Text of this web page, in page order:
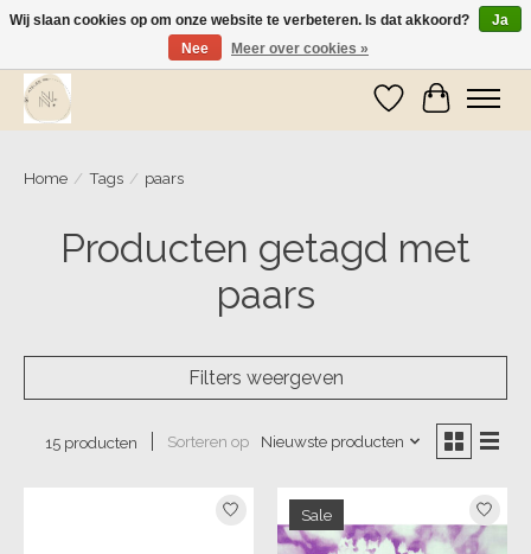
Wij zijn op vakantie! Vanaf zaterdag 9 mei worden er weer pakketjes verzonden
Verlanglijst
Home / Tags / paars
Producten getagd met
paars
Filters weergeven
15 producten Sorteren op Nieuwste producten
Sale
Wij slaan cookies op om onze website te verbeteren. Is dat akkoord?
Ja
Nee
Meer over cookies »